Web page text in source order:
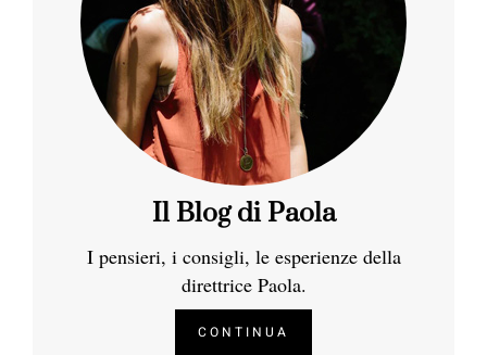
Il Blog di Paola
I pensieri, i consigli, le esperienze della
direttrice Paola.
CONTINUA